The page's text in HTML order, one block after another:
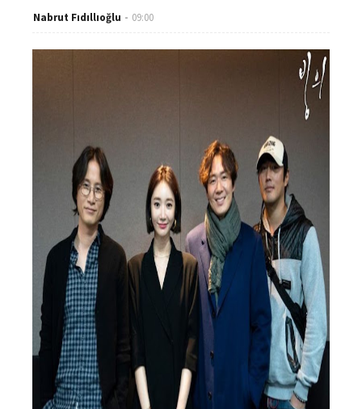
Nabrut Fıdıllıoğlu 09:00